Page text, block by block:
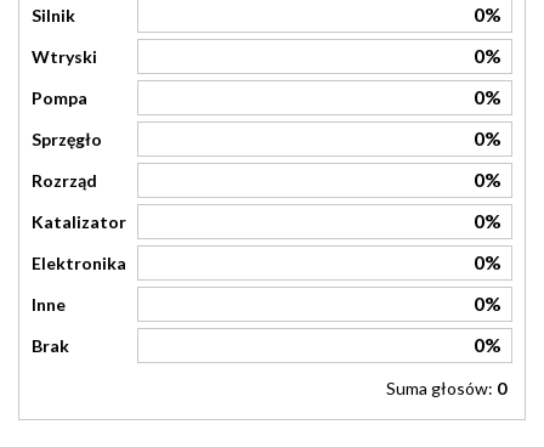
Silnik 0%
Wtryski 0%
Pompa 0%
Sprzęgło 0%
Rozrząd 0%
Katalizator 0%
Elektronika 0%
Inne 0%
Brak 0%
Suma głosów: 0